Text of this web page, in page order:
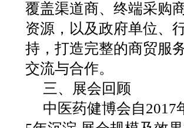
覆盖渠道商、终端采购
资源，以及政府单位、
持，打造完整的商贸服
交流与合作。
三、展会回顾
中医药健博会自2017